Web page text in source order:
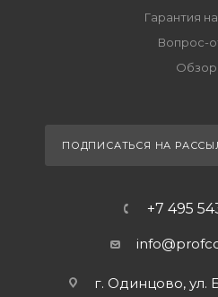
Гарантия
Вопрос-
ПОДПИСАТЬСЯ НА
+7 495
г. Одинцово, ул.